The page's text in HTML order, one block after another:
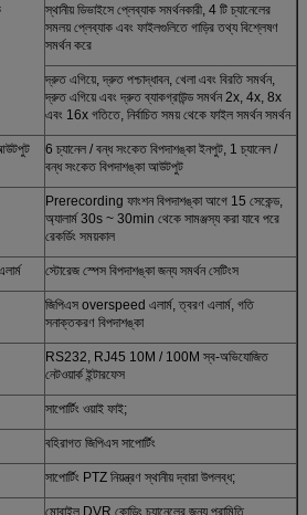
স্থানীয় ডিভাইসে প্লেব্যাক সমর্থনকারী, 4 টি চ্যানেলের
সমলয় প্লেব্যাক এবং ফাইলগুলিতে গাড়ির তথ্য বিশ্লেষণ
সমর্থন করে
দ্রুত এগিয়ে, দ্রুত পশ্চাদ্ধাবন, খেলা এবং বিরতি সমর্থন,
দ্রুত এগিয়ে এবং দ্রুত ব্যাকগ্রাউন্ড সমর্থন 2x, 4x, 8x
এবং 16x গতিতে, নির্বাচিত সময় থেকে ফাইল সমর্থন সমর্থন
6 চ্যানেল / বন্ধ সংকেত বিপদাশঙ্কা ইনপুট, 1 চ্যানেল /
বন্ধ সংকেত বিপদাশঙ্কা আউটপুট
Prerecording ফাংশন বিপদাশঙ্কা আগে 15 সেকেন্ড,
অ্যালার্ম 30s ~ 30min থেকে সামঞ্জস্য করা যাবে পরে
রেকর্ডিং সময়কাল
স্টোরেজ স্পেস বিপদাশঙ্কা জন্য সমর্থন সেটিংস
জিপিএস overspeed এলার্ম, ত্বরণ এলার্ম, গতি
সনাক্তকরণ বিপদাশঙ্কা
RS232, RJ45 10M / 100M স্ব-অভিযোজিত
নেটওয়ার্ক ইন্টারফেস
সাপোর্টিং ওয়াই ফাই;
বহিরাগত জিপিএস সাপোর্টিং
সাপোর্টিং PTZ নিয়ন্ত্রণ স্থানীয় দ্বারা উপলব্ধ;
মোবাইল DVR কোডিং চ্যানেলের জন্য পরামিতি